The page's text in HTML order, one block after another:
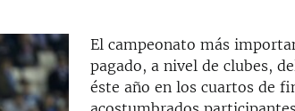
El campeonato más
pagado, a nivel de clubes,
éste año en los cuartos de